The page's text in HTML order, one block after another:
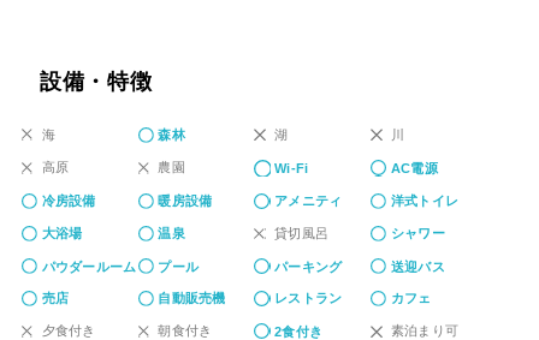
設備・特徴
海 森林 湖 川
高原 農園 Wi-Fi AC電源
冷房設備 暖房設備 アメニティ 洋式トイレ
大浴場 温泉 貸切風呂 シャワー
パウダールーム プール パーキング 送迎バス
売店 自動販売機 レストラン カフェ
夕食付き 朝食付き 2食付き 素泊まり可